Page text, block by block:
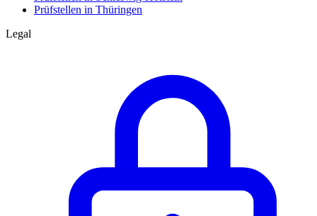
Prüfstellen in Thüringen
Legal